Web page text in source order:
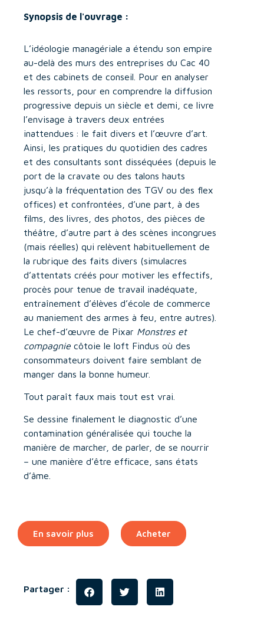
Synopsis de l'ouvrage :
L’idéologie managériale a étendu son empire
au-delà des murs des entreprises du Cac 40
et des cabinets de conseil. Pour en analyser
les ressorts, pour en comprendre la diffusion
progressive depuis un siècle et demi, ce livre
l’envisage à travers deux entrées
inattendues : le fait divers et l’œuvre d’art.
Ainsi, les pratiques du quotidien des cadres
et des consultants sont disséquées (depuis le
port de la cravate ou des talons hauts
jusqu’à la fréquentation des TGV ou des flex
offices) et confrontées, d’une part, à des
films, des livres, des photos, des pièces de
théâtre, d’autre part à des scènes incongrues
(mais réelles) qui relèvent habituellement de
la rubrique des faits divers (simulacres
d’attentats créés pour motiver les effectifs,
procès pour tenue de travail inadéquate,
entraînement d’élèves d’école de commerce
au maniement des armes à feu, entre autres).
Le chef-d’œuvre de Pixar Monstres et
compagnie côtoie le loft Findus où des
consommateurs doivent faire semblant de
manger dans la bonne humeur.
Tout paraît faux mais tout est vrai.
Se dessine finalement le diagnostic d’une
contamination généralisée qui touche la
manière de marcher, de parler, de se nourrir
– une manière d’être efficace, sans états
d’âme.
En savoir plus Acheter
Partager :